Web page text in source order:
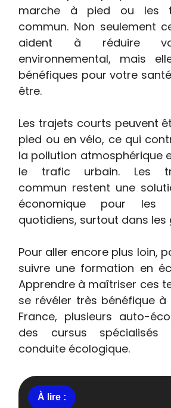
marche à pied ou les
commun. Non seulement
aident à réduire
environnemental, mais
bénéfiques pour votre
être.
Les trajets courts peuvent
pied ou en vélo, ce qui
la pollution atmosphérique
le trafic urbain. Les
commun restent une
économique pour les
quotidiens, surtout dans les
Pour aller encore plus loin,
suivre une formation en
Apprendre à maîtriser ces
se révéler très bénéfique à
France, plusieurs auto-
des cursus
conduite écologique.